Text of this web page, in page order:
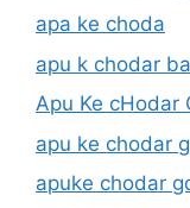
apa ke choda
apu k chodar
Apu Ke cHodar
apu ke chodar
apuke chodar